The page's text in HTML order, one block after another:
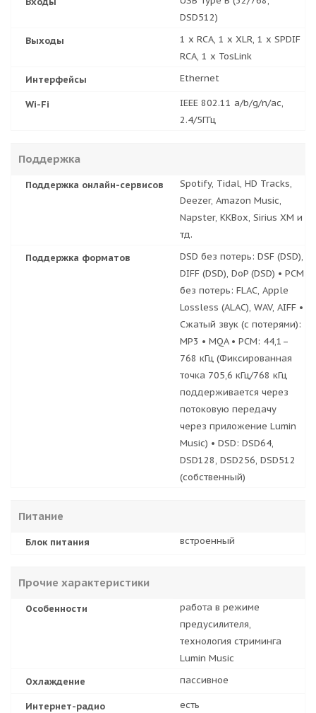
DSD512)
Выходы
1 х RCA, 1 x XLR, 1 х SPDIF
RCA, 1 х TosLink
Интерфейсы
Ethernet
Wi-Fi
IEEE 802.11 a/b/g/n/ac,
2.4/5ГГц
Поддержка
Поддержка онлайн-сервисов
Spotify, Tidal, HD Tracks,
Deezer, Amazon Music,
Napster, KKBox, Sirius XM и
тд.
Поддержка форматов
DSD без потерь: DSF (DSD),
DIFF (DSD), DoP (DSD) • PCM
без потерь: FLAC, Apple
Lossless (ALAC), WAV, AIFF •
Сжатый звук (с потерями):
MP3 • MQA • PCM: 44,1–
768 кГц (Фиксированная
точка 705,6 кГц/768 кГц
поддерживается через
потоковую передачу
через приложение Lumin
Music) • DSD: DSD64,
DSD128, DSD256, DSD512
(собственный)
Питание
Блок питания встроенный
Прочие характеристики
Особенности
работа в режиме
предусилителя,
технология стриминга
Lumin Music
Охлаждение
пассивное
Интернет-радио есть